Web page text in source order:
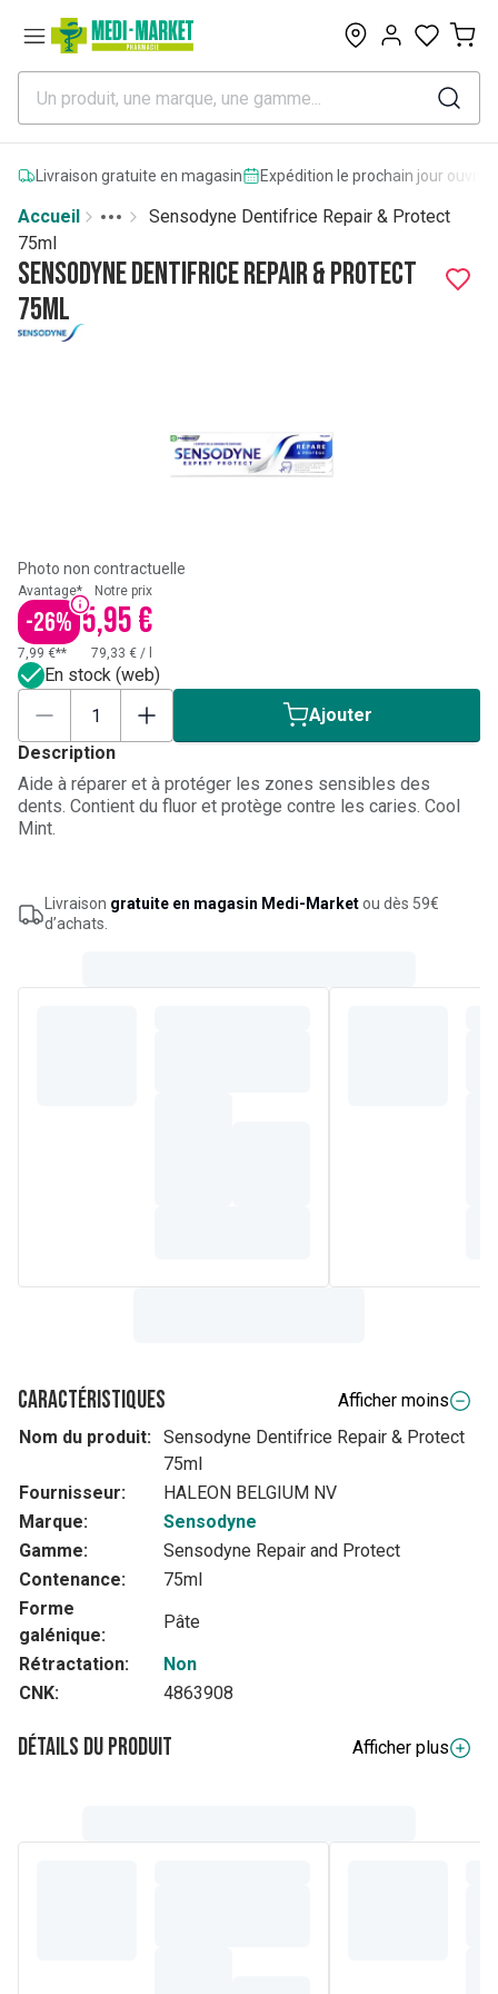
0
Livraison gratuite en magasin Expédition le prochain jour
Accueil
More
Toggle menu
Sensodyne Dentifrice Repair & Protect
75ml
Sensodyne Dentifrice Repair & Protect
75ml
Photo non contractuelle
Avantage*
-26%
Notre prix
5,95 €
7,99 €** 79,33 € /
En stock (web)
Ajouter
Description
Aide à réparer et à protéger les zones sensibles des
dents. Contient du fluor et protège contre les caries. Cool
Mint.
Livraison gratuite en magasin Medi-Marketou dès 59€
d’achats.
Caractéristiques
Afficher moins
Nom du produit: Sensodyne Dentifrice Repair & Protect
75ml
Fournisseur:
HALEON BELGIUM NV
Marque:
Sensodyne
Gamme:
Sensodyne Repair and Protect
Contenance:
75ml
Forme
galénique:
Pâte
Rétractation:
Non
CNK:
4863908
Détails du produit
Afficher plus
formule unique de NovaMin a été cliniquement prouvée